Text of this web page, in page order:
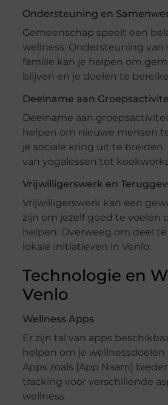
Ondersteuning en
Gemeenschap speelt een
wellness. Ondersteuning van
familie kan je helpen om
blijven en je doelen te
Deelname aan
Deelname aan
helpen om nieuwe mensen
je sociale kring uit te breiden.
van yogalessen tot
Vrijwilligerswerk en
Vrijwilligerswerk kan een
zijn om jezelf goed te voelen
helpen. Overweeg om deel
lokale initiatieven in Venlo.
Technologie en
Venlo
Wellness Apps
Er zijn tal van apps
helpen om je wellnessdoelen
Apps zoals [App Naam]
tracking voor verschillende
wellness.